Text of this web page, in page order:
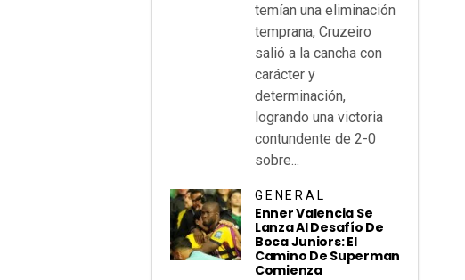
temían una eliminación
temprana, Cruzeiro
salió a la cancha con
carácter y
determinación,
logrando una victoria
contundente de 2-0
sobre...
GENERAL
Enner Valencia Se
Lanza Al Desafío De
Boca Juniors: El
Camino De Superman
Comienza